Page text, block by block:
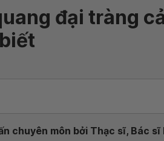
đại tràng
chuyên môn bởi Thạc sĩ, Bác sĩ